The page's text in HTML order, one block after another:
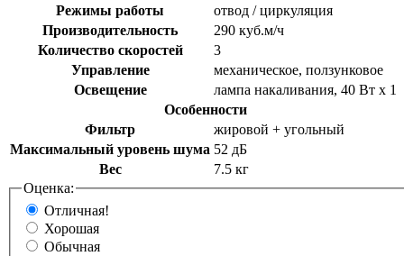
Режимы работы
отвод / циркуляция
Производительность
290 куб.м/ч
Количество скоростей
3
Управление
механическое, ползунковое
Освещение
лампа накаливания, 40 Вт х 1
Особенности
Фильтр
жировой + угольный
Максимальный уровень шума 52 дБ
Вес
7.5 кг
Оценка:
Отличная!
Хорошая
Обычная